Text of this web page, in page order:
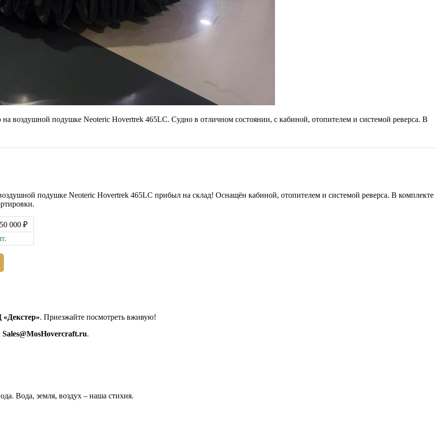
воздушной подушке Neoteric Hovertrek 465LC. Судно в отличном состоянии, с кабиной, отопителем и системой реверса. В
подушке Neoteric Hovertrek 465LC прибыл на склад! Оснащён кабиной, отопителем и системой реверса. В комплекте
000 ₽
. Приезжайте посмотреть вживую!
Sales@MosHovercraft.ru.
Вода, земля, воздух – наша стихия.